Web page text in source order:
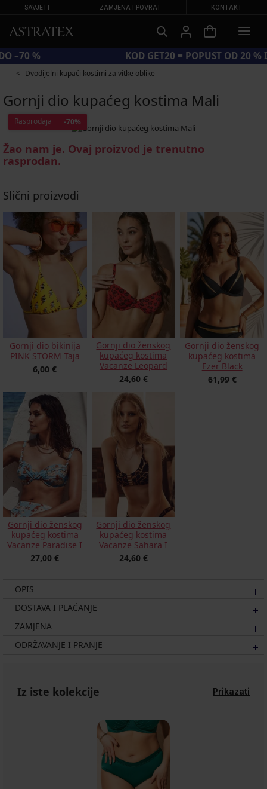
SAVJETI ZAMJENA I POVRAT KONTAKT
VELIKA LJETNA RASPRODAJA DO –70 %
Dvodijelni kupaći kostimi za vitke oblike
Gornji dio kupaćeg kostima Mali
Rasprodaja -70%
Žao nam je. Ovaj proizvod je trenutno
rasprodan.
Slični proizvodi
Gornji dio bikinija
PINK STORM Taja
6,00 €
Gornji dio ženskog
kupaćeg kostima
Vacanze Leopard
24,60 €
Gornji dio ženskog
kupaćeg kostima
Ezer Black
61,99 €
Gornji dio ženskog
kupaćeg kostima
Vacanze Paradise I
27,00 €
Gornji dio ženskog
kupaćeg kostima
Vacanze Sahara I
24,60 €
OPIS
DOSTAVA I PLAĆANJE
ZAMJENA
ODRŽAVANJE I PRANJE
Iz iste kolekcije Prikazati